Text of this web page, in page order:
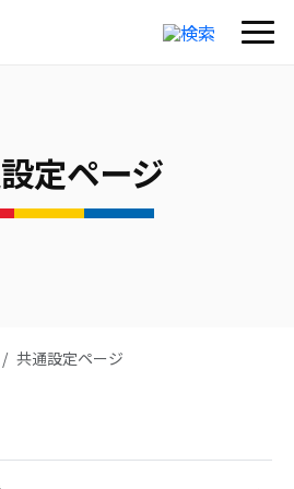
定ページ
共通設定ページ